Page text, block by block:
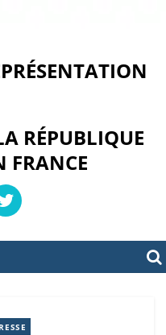
RÉPUBLIQUE
FRANCE